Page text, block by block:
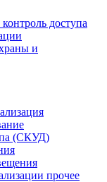
доступа
и
(СКУД)
прочее